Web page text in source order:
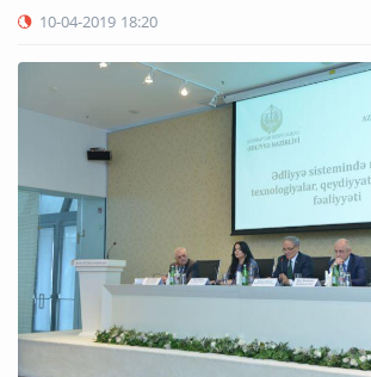
10-04-2019 18:20